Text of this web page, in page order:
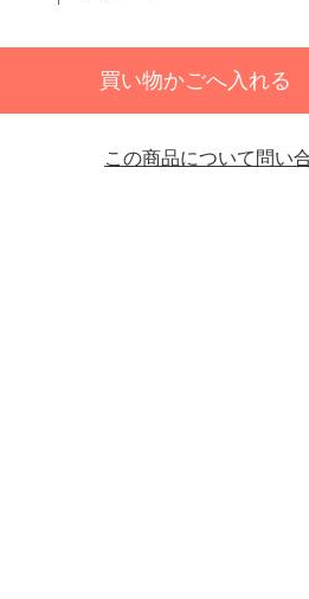
買い物かごへ入れる
この商品について問い